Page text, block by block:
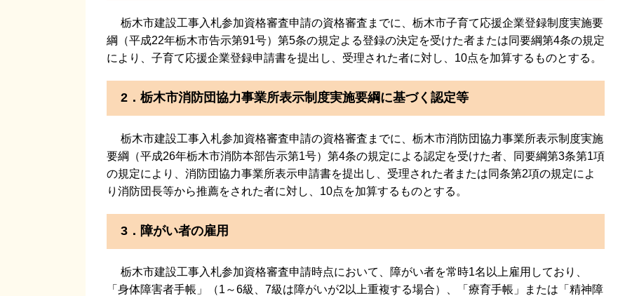
栃木市建設工事入札参加資格審査申請の資格審査までに、栃木市子育て応援企業登録制度実施要
綱（平成22年栃木市告示第91号）第5条の規定よる登録の決定を受けた者または同要綱第4条の規定
により、子育て応援企業登録申請書を提出し、受理された者に対し、10点を加算するものとする。
2．栃木市消防団協力事業所表示制度実施要綱に基づく認定等
栃木市建設工事入札参加資格審査申請の資格審査までに、栃木市消防団協力事業所表示制度実施
要綱（平成26年栃木市消防本部告示第1号）第4条の規定による認定を受けた者、同要綱第3条第1項
の規定により、消防団協力事業所表示申請書を提出し、受理された者または同条第2項の規定によ
り消防団長等から推薦をされた者に対し、10点を加算するものとする。
3．障がい者の雇用
栃木市建設工事入札参加資格審査申請時点において、障がい者を常時1名以上雇用しており、
「身体障害者手帳」（1～6級、7級は障がいが2以上重複する場合）、「療育手帳」または「精神障